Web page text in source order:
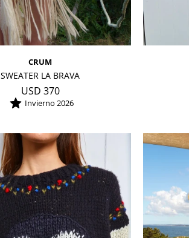
CRUM
SWEATER LA BRAVA
USD 370
Invierno 2026